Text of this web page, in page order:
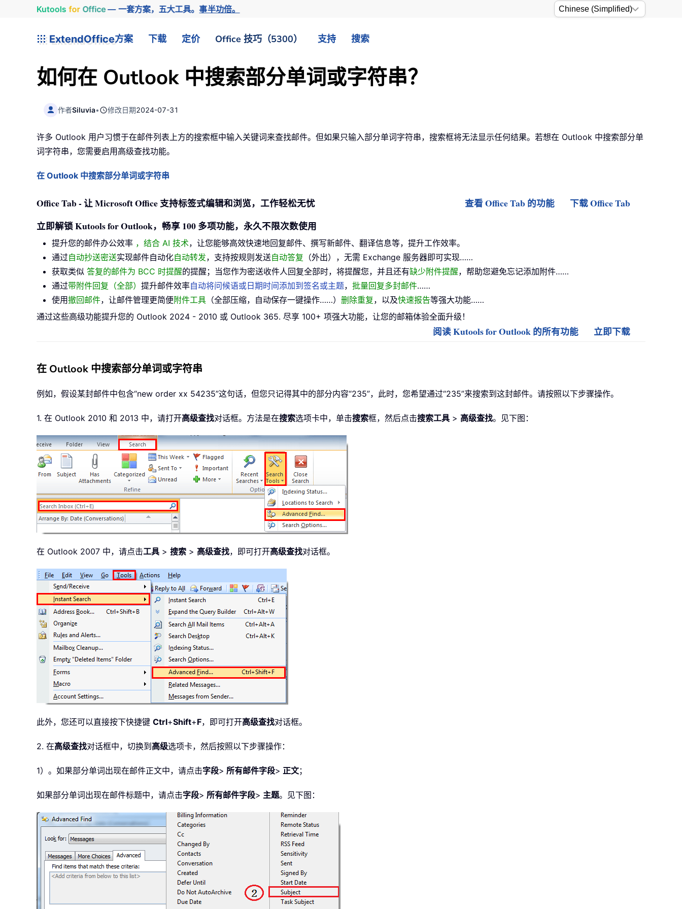
Kutools for Office— 一套方案，五大工具。事半功倍。
ExtendOffice方案 下载 定价 Office 技巧（5300） 支持 搜索
如何在 Outlook 中搜索部分单词或字符串？
作者Siluvia• 修改日期2024-07-31
许多 Outlook 用户习惯于在邮件列表上方的搜索框中输入关键词来查找邮件。但如果只输入部分单词字符串，搜索框将无法显示任何结果。若想在 Outlook 中搜索部分单
词字符串，您需要启用高级查找功能。
在 Outlook 中搜索部分单词或字符串
Office Tab - 让 Microsoft Office 支持标签式编辑和浏览，工作轻松无忧 查看 Office Tab 的功能
下载 Office Tab
立即解锁 Kutools for Outlook，畅享 100 多项功能，永久不限次数使用
提升您的邮件办公效率 ，结合 AI 技术，让您能够高效快速地回复邮件、撰写新邮件、翻译信息等，提升工作效率。
通过自动抄送密送实现邮件自动化自动转发，支持按规则发送自动答复 （外出），无需 Exchange 服务器即可实现……
获取类似 答复的邮件为 BCC 时提醒的提醒；当您作为密送收件人回复全部时，将提醒您，并且还有缺少附件提醒，帮助您避免忘记添加附件……
通过带附件回复（全部） 提升邮件效率自动将问候语或日期时间添加到签名或主题， 批量回复多封邮件……
使用撤回邮件，让邮件管理更简便附件工具 （全部压缩，自动保存一键操作……） 删除重复，以及快速报告等强大功能……
通过这些高级功能提升您的 Outlook 2024 - 2010 或 Outlook 365. 尽享 100+ 项强大功能，让您的邮箱体验全面升级！
阅读 Kutools for Outlook 的所有功能 立即下载
在 Outlook 中搜索部分单词或字符串
例如，假设某封邮件中包含“new order xx 54235”这句话，但您只记得其中的部分内容“235”，此时，您希望通过“235”来搜索到这封邮件。请按照以下步骤操作。
1. 在 Outlook 2010 和 2013 中，请打开高级查找对话框。方法是在搜索选项卡中，单击搜索框，然后点击搜索工具 > 高级查找。见下图：
在 Outlook 2007 中，请点击工具 > 搜索 > 高级查找，即可打开高级查找对话框。
此外，您还可以直接按下快捷键 Ctrl+Shift+F，即可打开高级查找对话框。
2. 在高级查找对话框中，切换到 高级选项卡，然后按照以下步骤操作：
1）。如果部分单词出现在邮件正文中，请点击字段> 所有邮件字段> 正文；
如果部分单词出现在邮件标题中，请点击字段> 所有邮件字段> 主题。见下图：